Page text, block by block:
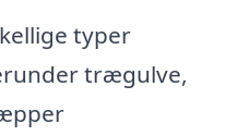
typer
trægulve,